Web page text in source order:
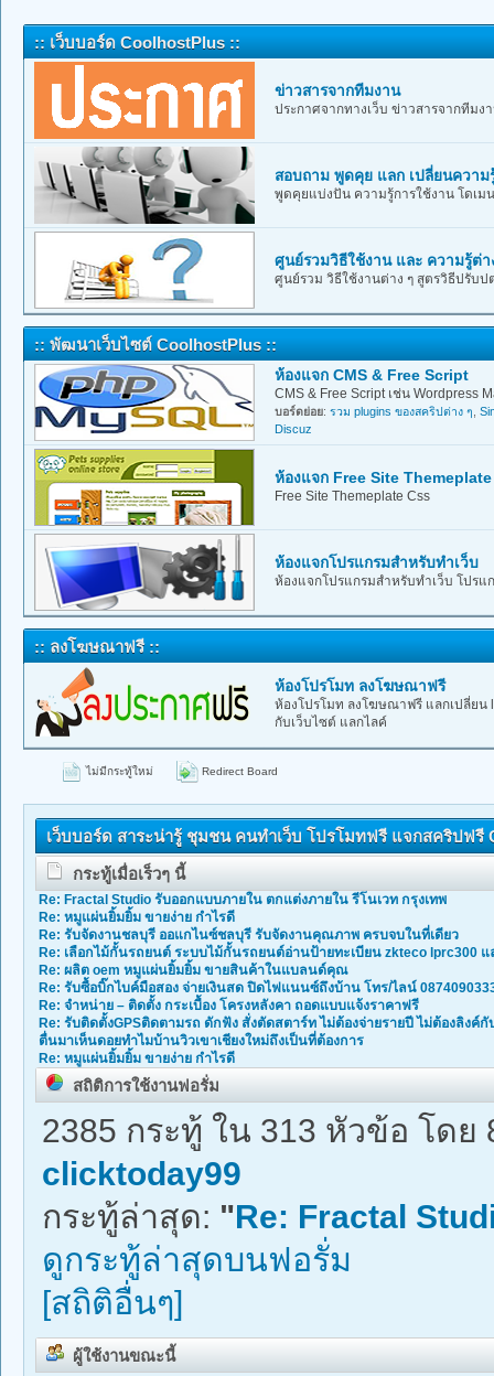
:: เว็บบอร์ด CoolhostPlus ::
ข่าวสารจากทีมงาน
ประกาศจากทางเว็บ ข่าวสารจากทีมง
สอบถาม พูดคุย แลก เปลี่ยนความ
พูดคุยแบ่งปัน ความรู้การใช้งาน โดเม
ศูนย์รวมวิธีใช้งาน และ ความรู้ต่า
ศูนย์รวม วิธีใช้งานต่าง ๆ สูตรวิธีปรับป
:: พัฒนาเว็บไซต์ CoolhostPlus ::
ห้องแจก CMS & Free Script
CMS & Free Script เช่น Wordpress
บอร์ดย่อย: รวม plugins ของสคริปต่าง ๆ
Discuz
ห้องแจก Free Site
Free Site Themeplate Css
ห้องแจกโปรแกรมสำหรับทำเว็บ
ห้องแจกโปรแกรมสำหรับทำเว็บ โปรแ
:: ลงโฆษณาฟรี ::
ห้องโปรโมท ลงโฆษณาฟรี
ห้องโปรโมท ลงโฆษณาฟรี แลกเปลี่ยน
กับเว็บไซต์ แลกไลค์
ไม่มีกระทู้ใหม่ Redirect Board
เว็บบอร์ด สาระน่ารู้ ชุมชน คนทำเว็บ โปรโมทฟรี แจกสคริปฟรี
กระทู้เมื่อเร็วๆ นี้
Re: Fractal Studio รับออกแบบภายใน ตกแต่งภายใน รีโนเวท กรุงเทพ
Re: หมูแผ่นยิ้มยิ้ม ขายง่าย กำไรดี
Re: รับจัดงานชลบุรี ออแกไนซ์ชลบุรี รับจัดงานคุณภาพ ครบจบในที่เดียว
Re: เลือกไม้กั้นรถยนต์ ระบบไม้กั้นรถยนต์อ่านป้ายทะเบียน zkteco lprc300 แ
Re: ผลิต oem หมูแผ่นยิ้มยิ้ม ขายสินค้าในแบลนด์คุณ
Re: รับซื้อบิ๊กไบค์มือสอง จ่ายเงินสด ปิดไฟแนนซ์ถึงบ้าน โทร/ไลน์
Re: จำหน่าย – ติดตั้ง กระเบื้อง โครงหลังคา ถอดแบบแจ้งราคาฟรี
Re: รับติดตั้งGPSติดตามรถ ดักฟัง สั่งตัดสตาร์ท ไม่ต้องจ่ายรายปี ไม่ต้องลิงค์
ตื่นมาเห็นดอยทำไมบ้านวิวเขาเชียงใหม่ถึงเป็นที่ต้องการ
Re: หมูแผ่นยิ้มยิ้ม ขายง่าย กำไรดี
สถิติการใช้งานฟอรั่ม
2385 กระทู้ ใน 313 หัวข้อ โด
clicktoday99
กระทู้ล่าสุด: "Re: Fractal
ดูกระทู้ล่าสุดบนฟอรั่ม
[สถิติอื่นๆ]
ผู้ใช้งานขณะนี้